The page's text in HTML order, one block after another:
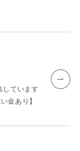
しています
金あり】